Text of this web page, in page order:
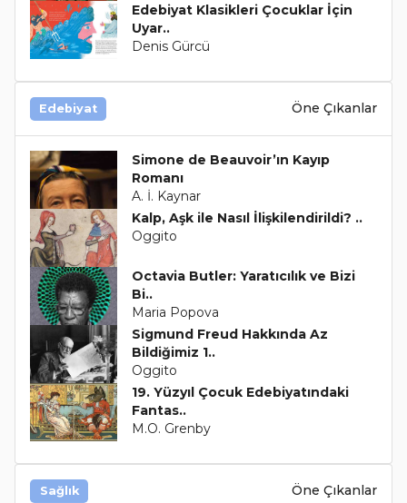
Edebiyat Klasikleri Çocuklar İçin
Uyar..
Denis Gürcü
Edebiyat Öne Çıkanlar
Simone de Beauvoir’ın Kayıp
Romanı
A. İ. Kaynar
Kalp, Aşk ile Nasıl İlişkilendirildi? ..
Oggito
Octavia Butler: Yaratıcılık ve Bizi
Bi..
Maria Popova
Sigmund Freud Hakkında Az
Bildiğimiz 1..
Oggito
19. Yüzyıl Çocuk Edebiyatındaki
Fantas..
M.O. Grenby
Sağlık Öne Çıkanlar